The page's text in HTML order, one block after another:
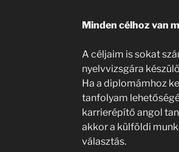
Minden célhoz van
A céljaim is sokat
nyelvvizsgára
Ha a diplomámhoz
tanfolyam
karrierépítő angol
akkor a külföldi
választás.